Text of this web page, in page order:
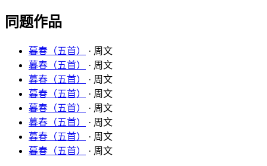
同题作品
暮春（五首）
· 周文
暮春（五首）
· 周文
暮春（五首）
· 周文
暮春（五首）
· 周文
暮春（五首）
· 周文
暮春（五首）
· 周文
暮春（五首）
· 周文
暮春（五首）
· 周文